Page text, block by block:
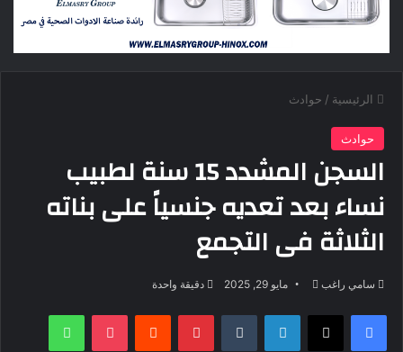
الرئيسية / حوادث
حوادث
السجن المشدد 15 سنة لطبيب
نساء بعد تعديه جنسياً على بناته
الثلاثة فى التجمع
سامي راغب
أرسل
إلكترونيا
مايو 29, 2025 دقيقة واحدة
فيسبوك ‫X لينكدإن بينتيريست ‫Pocket واتساب